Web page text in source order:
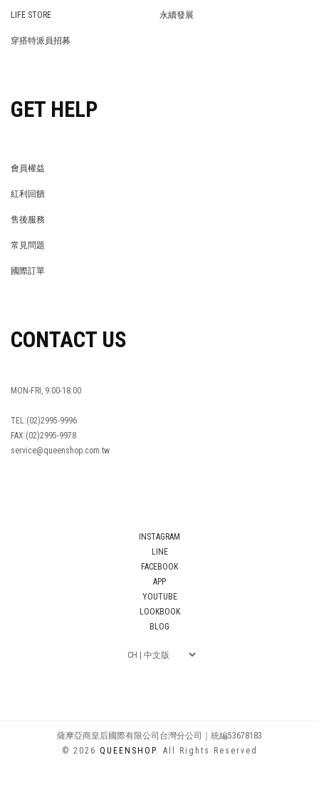
LIFE STORE
永續發展
穿搭特派員招募
GET HELP
會員權益
紅利回饋
售後服務
常見問題
國際訂單
CONTACT US
MON-FRI, 9:00-18:00
TEL:(02)2995-9996
FAX:(02)2995-9978
service@queenshop.com.tw
INSTAGRAM
LINE
FACEBOOK
APP
YOUTUBE
LOOKBOOK
BLOG
薩摩亞商皇后國際有限公司台灣分公司｜統編53678183
© 2026 QUEENSHOP. All Rights Reserved